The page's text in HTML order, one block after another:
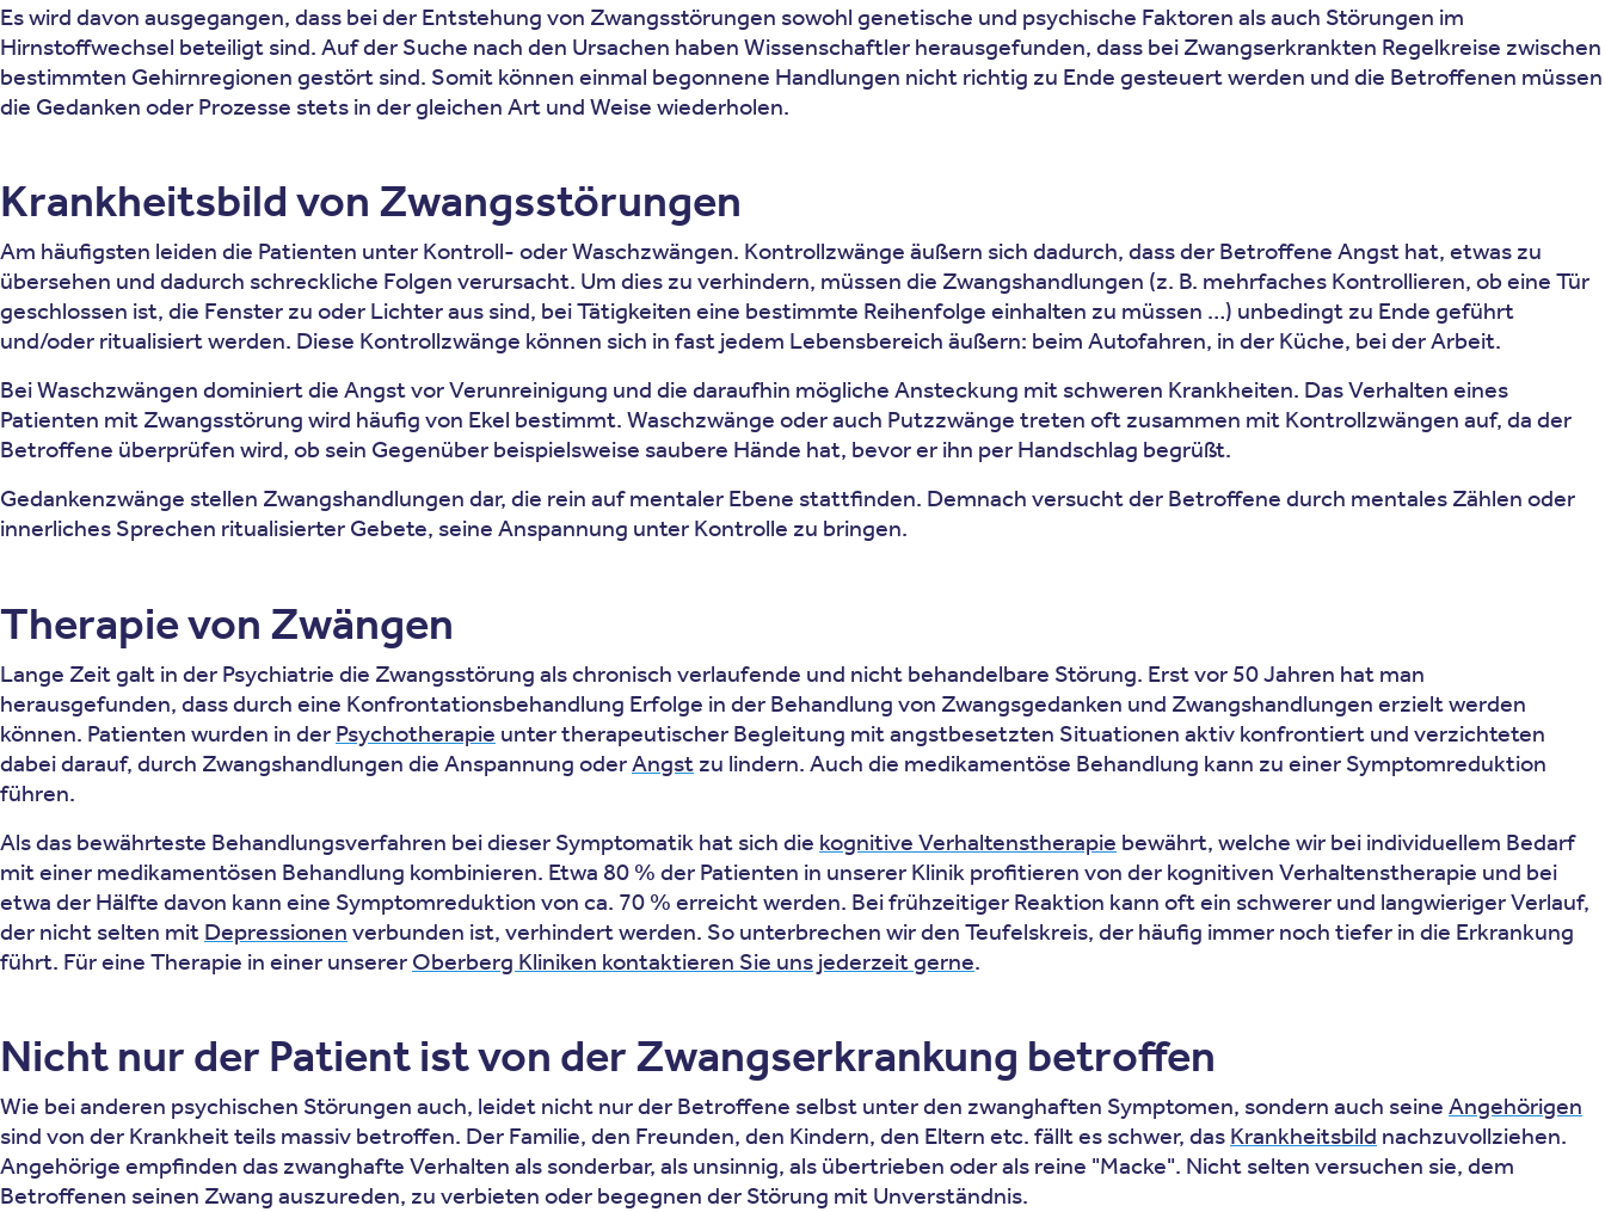
Es wird davon ausgegangen, dass bei der Entstehung von Zwangsstörungen sowohl genetische und psychische Faktoren als auch Störungen im
Hirnstoffwechsel beteiligt sind. Auf der Suche nach den Ursachen haben Wissenschaftler herausgefunden, dass bei Zwangserkrankten Regelkreise zwischen
bestimmten Gehirnregionen gestört sind. Somit können einmal begonnene Handlungen nicht richtig zu Ende gesteuert werden und die Betroffenen müssen
die Gedanken oder Prozesse stets in der gleichen Art und Weise wiederholen.
Krankheitsbild von Zwangsstörungen
Am häufigsten leiden die Patienten unter Kontroll- oder Waschzwängen. Kontrollzwänge äußern sich dadurch, dass der Betroffene Angst hat, etwas zu
übersehen und dadurch schreckliche Folgen verursacht. Um dies zu verhindern, müssen die Zwangshandlungen (z. B. mehrfaches Kontrollieren, ob eine Tür
geschlossen ist, die Fenster zu oder Lichter aus sind, bei Tätigkeiten eine bestimmte Reihenfolge einhalten zu müssen …) unbedingt zu Ende geführt
und/oder ritualisiert werden. Diese Kontrollzwänge können sich in fast jedem Lebensbereich äußern: beim Autofahren, in der Küche, bei der Arbeit.
Bei Waschzwängen dominiert die Angst vor Verunreinigung und die daraufhin mögliche Ansteckung mit schweren Krankheiten. Das Verhalten eines
Patienten mit Zwangsstörung wird häufig von Ekel bestimmt. Waschzwänge oder auch Putzzwänge treten oft zusammen mit Kontrollzwängen auf, da der
Betroffene überprüfen wird, ob sein Gegenüber beispielsweise saubere Hände hat, bevor er ihn per Handschlag begrüßt.
Gedankenzwänge stellen Zwangshandlungen dar, die rein auf mentaler Ebene stattfinden. Demnach versucht der Betroffene durch mentales Zählen oder
innerliches Sprechen ritualisierter Gebete, seine Anspannung unter Kontrolle zu bringen.
Therapie von Zwängen
Lange Zeit galt in der Psychiatrie die Zwangsstörung als chronisch verlaufende und nicht behandelbare Störung. Erst vor 50 Jahren hat man
herausgefunden, dass durch eine Konfrontationsbehandlung Erfolge in der Behandlung von Zwangsgedanken und Zwangshandlungen erzielt werden
können. Patienten wurden in der Psychotherapie unter therapeutischer Begleitung mit angstbesetzten Situationen aktiv konfrontiert und verzichteten
dabei darauf, durch Zwangshandlungen die Anspannung oderAngst zu lindern. Auch die medikamentöse Behandlung kann zu einer Symptomreduktion
führen.
Als das bewährteste Behandlungsverfahren bei dieser Symptomatik hat sich die kognitive Verhaltenstherapie bewährt, welche wir bei individuellem Bedarf
mit einer medikamentösen Behandlung kombinieren. Etwa 80 % der Patienten in unserer Klinik profitieren von der kognitiven Verhaltenstherapie und bei
etwa der Hälfte davon kann eine Symptomreduktion von ca. 70 % erreicht werden. Bei frühzeitiger Reaktion kann oft ein schwerer und langwieriger Verlauf,
der nicht selten mit Depressionen verbunden ist, verhindert werden. So unterbrechen wir den Teufelskreis, der häufig immer noch tiefer in die Erkrankung
führt. Für eine Therapie in einer unserer Oberberg Kliniken kontaktieren Sie uns jederzeit gerne.
Nicht nur der Patient ist von der Zwangserkrankung betroffen
Wie bei anderen psychischen Störungen auch, leidet nicht nur der Betroffene selbst unter den zwanghaften Symptomen, sondern auch seine Angehörigen
sind von der Krankheit teils massiv betroffen. Der Familie, den Freunden, den Kindern, den Eltern etc. fällt es schwer, das Krankheitsbild nachzuvollziehen.
Angehörige empfinden das zwanghafte Verhalten als sonderbar, als unsinnig, als übertrieben oder als reine "Macke". Nicht selten versuchen sie, dem
Betroffenen seinen Zwang auszureden, zu verbieten oder begegnen der Störung mit Unverständnis.